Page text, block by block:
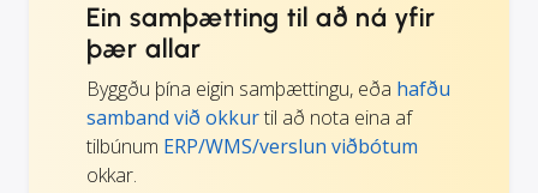
Ein samþætting til að ná yfir
þær allar
Byggðu þína eigin samþættingu, eða hafðu
samband við okkurtil að nota eina af
tilbúnum ERP/WMS/verslun viðbótum
okkar.